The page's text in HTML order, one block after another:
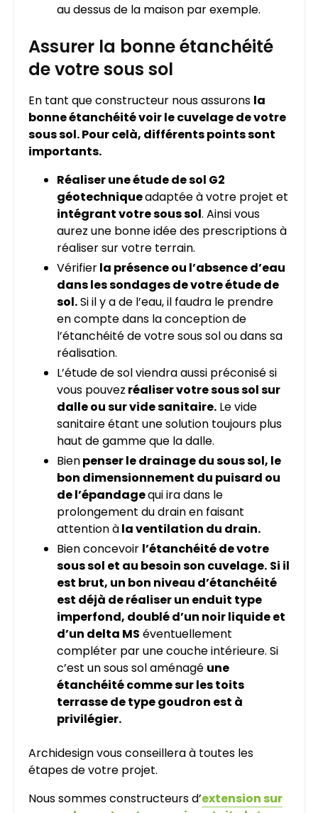
au dessus de la maison par exemple.
Assurer la bonne étanchéité
de votre sous sol
En tant que constructeur nous assurons la
bonne étanchéité voir le cuvelage de votre
sous sol. Pour celà, différents points sont
importants.
Réaliser une étude de sol G2
géotechniqueadaptée à votre projet et
intégrant votre sous sol. Ainsi vous
aurez une bonne idée des prescriptions à
réaliser sur votre terrain.
Vérifierla présence ou l’absence d’eau
dans les sondages de votre étude de
sol.Si il y a de l’eau, il faudra le prendre
en compte dans la conception de
l’étanchéité de votre sous sol ou dans sa
réalisation.
L’étude de sol viendra aussi préconisé si
vous pouvez réaliser votre sous sol sur
dalle ou sur vide sanitaire. Le vide
sanitaire étant une solution toujours plus
haut de gamme que la dalle.
Bienpenser le drainage du sous sol, le
bon dimensionnement du puisard ou
de l’épandagequi ira dans le
prolongement du drain en faisant
attention àla ventilation du drain.
Bien concevoir l’étanchéité de votre
sous sol et au besoin son cuvelage. Si il
est brut, un bon niveau d’étanchéité
est déjà de réaliser un enduit type
imperfond, doublé d’un noir liquide et
d’un delta MS éventuellement
compléter par une couche intérieure. Si
c’est un sous sol aménagé une
étanchéité comme sur les toits
terrasse de type goudron est à
privilégier.
Archidesign vous conseillera à toutes les
étapes de votre projet.
Nous sommes constructeurs d’extension sur